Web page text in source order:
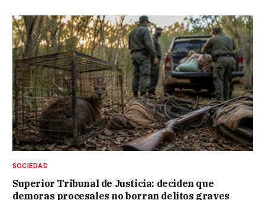
SOCIEDAD
Superior Tribunal de Justicia: deciden que
demoras procesales no borran delitos graves